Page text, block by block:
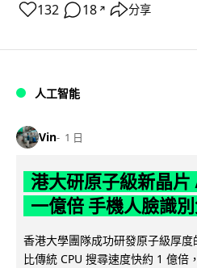
132 18 ↗ 分享
人工智能
Vin 1 日
港大研原子級新晶片
一億倍 手機人臉識
香港大學團隊成功研發原子級厚度
比傳統 CPU 搜尋速度快約 1 億倍